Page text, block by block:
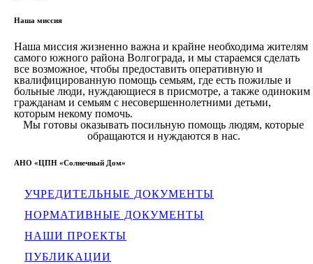
Наша миссия
Наша миссия жизненно важна и крайне необходима жителям
самого южного района Волгограда, и мы стараемся сделать
все возможное, чтобы предоставить оперативную и
квалифицированную помощь семьям, где есть пожилые и
больные люди, нуждающиеся в присмотре, а также одиноким
гражданам и семьям с несовершеннолетними детьми,
которым некому помочь.
Мы готовы оказывать посильную помощь людям, которые
обращаются и нуждаются в нас.
АНО «ЦПН «Солнечный Дом»
УЧРЕДИТЕЛЬНЫЕ ДОКУМЕНТЫ
НОРМАТИВНЫЕ ДОКУМЕНТЫ
НАШИ ПРОЕКТЫ
ПУБЛИКАЦИИ